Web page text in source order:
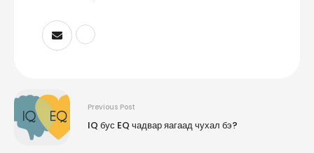
Previous Post
IQ бус EQ чадвар яагаад чухал бэ?